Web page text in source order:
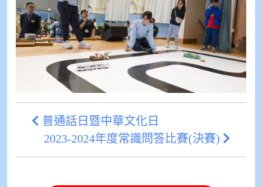
普通話日暨中華文化日
2023-2024年度常識問答比賽(決賽)